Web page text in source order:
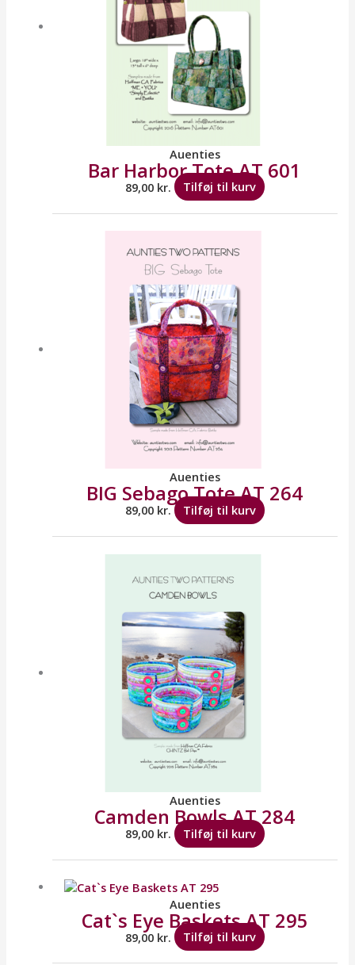
Auenties
Bar Harbor Tote AT 601
89,00 kr. Tilføj til kurv
Auenties
BIG Sebago Tote AT 264
89,00 kr. Tilføj til kurv
Auenties
Camden Bowls AT 284
89,00 kr. Tilføj til kurv
Auenties
Cat`s Eye Baskets AT 295
89,00 kr. Tilføj til kurv